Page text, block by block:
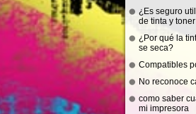
¿Es seguro
de tinta y
¿Por qué la
se seca?
Compatibles
No reconoce
como saber
mi impresora